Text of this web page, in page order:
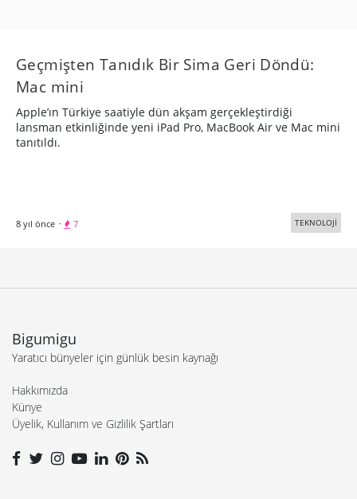
Geçmişten Tanıdık Bir Sima Geri Döndü:
Mac mini
Apple’ın Türkiye saatiyle dün akşam gerçekleştirdiği
lansman etkinliğinde yeni iPad Pro, MacBook Air ve Mac mini
tanıtıldı.
8 yıl önce · 7 TEKNOLOJİ
Bigumigu
Yaratıcı bünyeler için günlük besin kaynağı
Hakkımızda
Künye
Üyelik, Kullanım ve Gizlilik Şartları